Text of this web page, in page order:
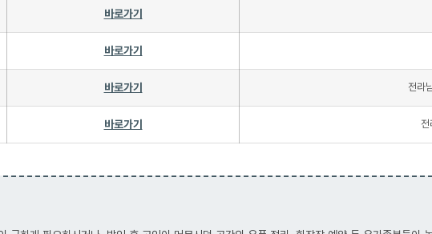
바로가기
바로가기
바로가기 전라
바로가기